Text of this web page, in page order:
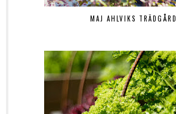
MAJ AHLVIKS TRÄDGÅRD